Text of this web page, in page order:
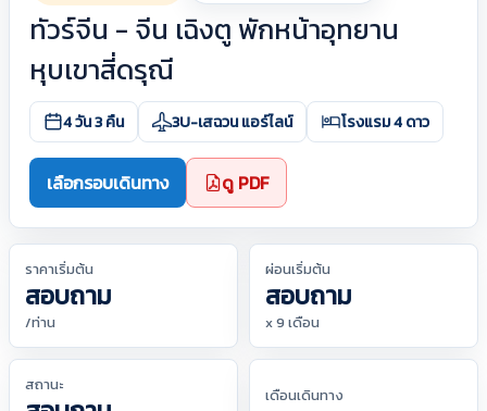
ทัวร์จีน - จีน เฉิงตู พักหน้าอุทยาน
หุบเขาสี่ดรุณี
4 วัน 3 คืน 3U-เสฉวน แอร์ไลน์ โรงแรม 4 ดาว
เลือกรอบเดินทาง ดู PDF
ราคาเริ่มต้น
สอบถาม
/ท่าน
ผ่อนเริ่มต้น
สอบถาม
x 9 เดือน
สถานะ เดือนเดินทาง